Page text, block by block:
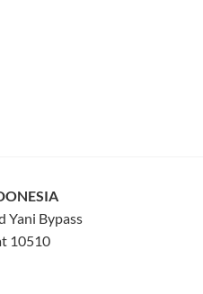
Yani Bypass
10510